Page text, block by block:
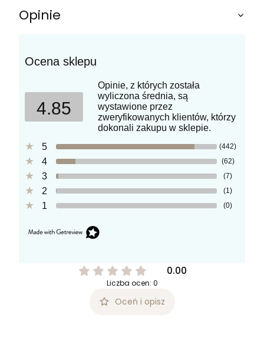
Opinie
Ocena sklepu
4.85
Opinie, z których została
wyliczona średnia, są
wystawione przez
zweryfikowanych klientów, którzy
dokonali zakupu w sklepie.
5
(442)
4 (62)
3 (7)
2 (1)
1 (0)
0.00
Liczba ocen: 0
Oceń i opisz